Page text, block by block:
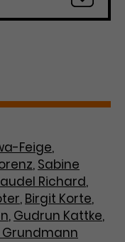
Feige,
, Sabine
Richard,
, Birgit Korte,
, Gudrun Kattke,
Grundmann